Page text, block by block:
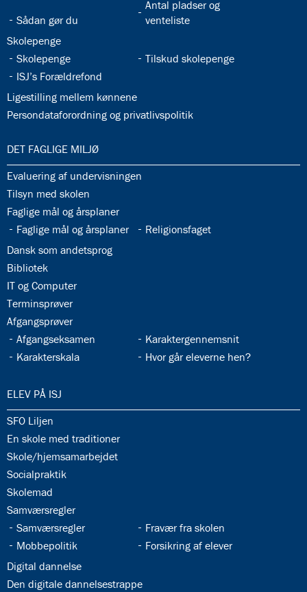
32.30:
Sådan gør du
32.31:
Antal pladser og
venteliste
32.32:
Skolepenge
32.33:
Skolepenge 32.34:
Tilskud skolepenge
32.35:
ISJ’s Forældrefond
32.36:
Ligestilling mellem kønnene
32.37:
Persondataforordning og privatlivspolitik
33.0:
DET FAGLIGE MILJØ
33.1:
Evaluering af undervisningen
33.2:
Tilsyn med skolen
33.3:
Faglige mål og årsplaner
33.4:
Faglige mål og årsplaner 33.5:
Religionsfaget
33.6:
Dansk som andetsprog
33.7:
Bibliotek
33.8:
IT og Computer
33.9:
Terminsprøver
33.10:
Afgangsprøver
33.11:
Afgangseksamen 33.12:
Karaktergennemsnit
33.13:
Karakterskala 33.14:
Hvor går eleverne hen?
34.0:
ELEV PÅ ISJ
34.1:
SFO Liljen
34.2:
En skole med traditioner
34.3:
Skole/hjemsamarbejdet
34.4:
Socialpraktik
34.5:
Skolemad
34.6:
Samværsregler
34.7:
Samværsregler 34.8:
Fravær fra skolen
34.9:
Mobbepolitik 34.10:
Forsikring af elever
34.11:
Digital dannelse
34.12:
Den digitale dannelsestrappe